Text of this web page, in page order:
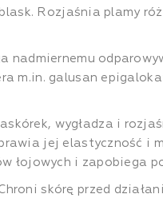
Rozjaśnia plamy
nadmiernemu
m.in. galusan
wygładza i
jej elastyczność i
łojowych i zapobiega
skórę przed